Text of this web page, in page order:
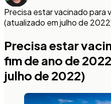
Precisa estar vacinado para
(atualizado em julho de
Precisa estar
fim de ano de
julho de 2022)